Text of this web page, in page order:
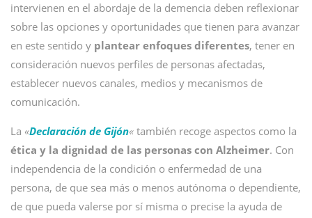
intervienen en el abordaje de la demencia deben reflexionar
sobre las opciones y oportunidades que tienen para avanzar
en este sentido y plantear enfoques diferentes, tener en
consideración nuevos perfiles de personas afectadas,
establecer nuevos canales, medios y mecanismos de
comunicación.
La «Declaración de Gijón« también recoge aspectos como la
ética y la dignidad de las personas con Alzheimer. Con
independencia de la condición o enfermedad de una
persona, de que sea más o menos autónoma o dependiente,
de que pueda valerse por sí misma o precise la ayuda de